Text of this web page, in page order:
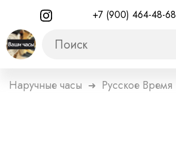
+7 (900) 464-48-68
Наручные часы ➜ Русское Время